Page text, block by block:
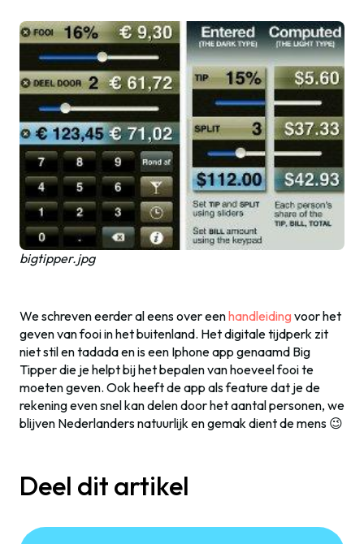
bigtipper.jpg
We schreven eerder al eens over eenhandleiding voor het
geven van fooi in het buitenland. Het digitale tijdperk zit
niet stil en tadada en is een Iphone app genaamd Big
Tipper die je helpt bij het bepalen van hoeveel fooi te
moeten geven. Ook heeft de app als feature dat je de
rekening even snel kan delen door het aantal personen, we
blijven Nederlanders natuurlijk en gemak dient de mens 😉
Deel dit artikel